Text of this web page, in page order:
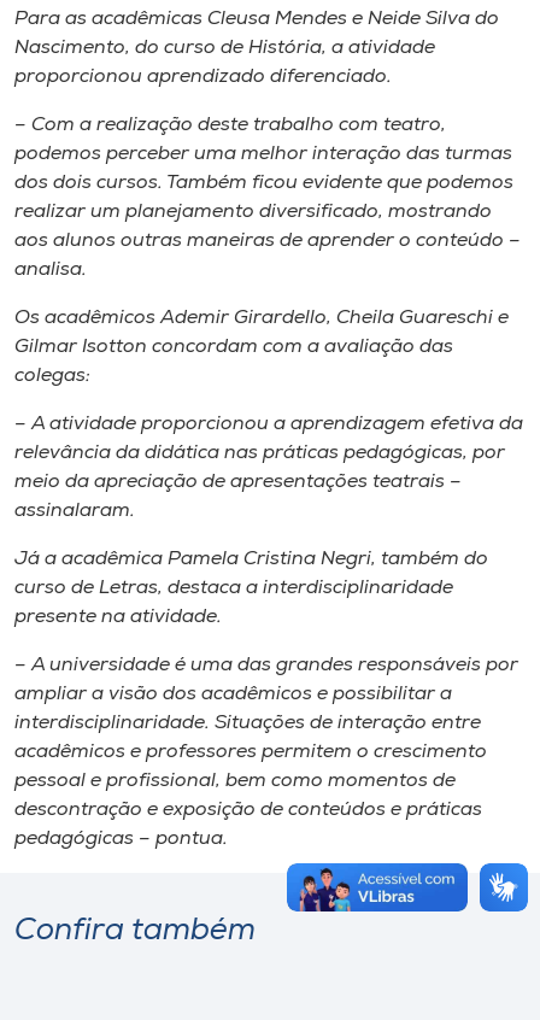
Para as acadêmicas Cleusa Mendes e Neide Silva do
Nascimento, do curso de História, a atividade
proporcionou aprendizado diferenciado.
– Com a realização deste trabalho com teatro,
podemos perceber uma melhor interação das turmas
dos dois cursos. Também ficou evidente que podemos
realizar um planejamento diversificado, mostrando
aos alunos outras maneiras de aprender o conteúdo –
analisa.
Os acadêmicos Ademir Girardello, Cheila Guareschi e
Gilmar Isotton concordam com a avaliação das
colegas:
– A atividade proporcionou a aprendizagem efetiva da
relevância da didática nas práticas pedagógicas, por
meio da apreciação de apresentações teatrais –
assinalaram.
Já a acadêmica Pamela Cristina Negri, também do
curso de Letras, destaca a interdisciplinaridade
presente na atividade.
– A universidade é uma das grandes responsáveis por
ampliar a visão dos acadêmicos e possibilitar a
interdisciplinaridade. Situações de interação entre
acadêmicos e professores permitem o crescimento
pessoal e profissional, bem como momentos de
descontração e exposição de conteúdos e práticas
pedagógicas – pontua.
Confira também